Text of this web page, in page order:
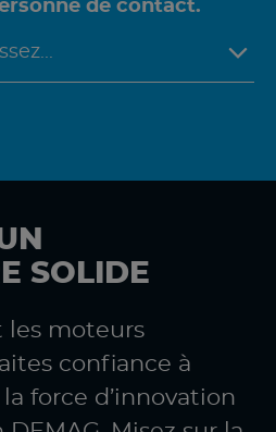
de contact.
SOLIDE
les moteurs
confiance à
la force d’innovation